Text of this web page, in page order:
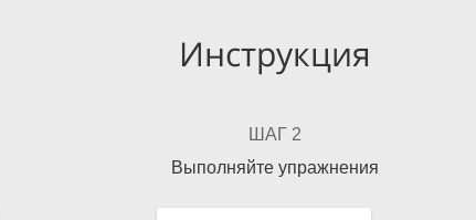
Инструкция
ШАГ 2
Выполняйте упражнения